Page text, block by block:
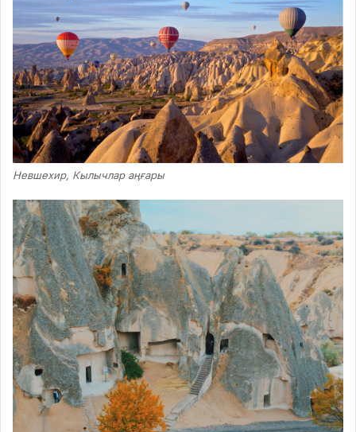
Невшехир, Кылычлар аңғары